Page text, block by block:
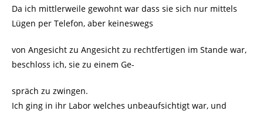
Da ich mittlerweile gewohnt war dass sie sich nur mittels
Lügen per Telefon, aber keineswegs
von Angesicht zu Angesicht zu rechtfertigen im Stande war,
beschloss ich, sie zu einem Ge-
spräch zu zwingen.
Ich ging in ihr Labor welches unbeaufsichtigt war, und